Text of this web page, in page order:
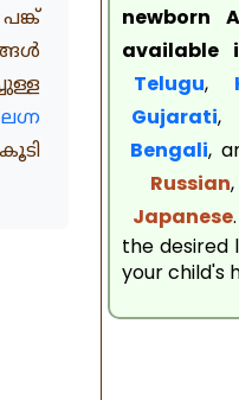
ലഗ്ന
newborn
available
Telugu,
Gujarati,
Bengali,
Russian
Japanese
the desired
your child's